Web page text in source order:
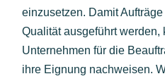
einzusetzen. Damit
Qualität ausgeführt werden,
Unternehmen für die
ihre Eignung nachweisen.